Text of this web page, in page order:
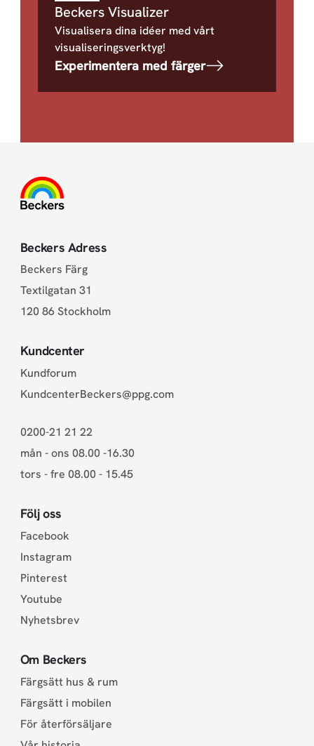
Beckers Visualizer
Visualisera dina idéer med vårt
visualiseringsverktyg!
Experimentera med färger
Beckers Adress
Beckers Färg
Textilgatan 31
120 86 Stockholm
Kundcenter
Kundforum
KundcenterBeckers@ppg.com
0200-21 21 22
mån - ons 08.00 -16.30
tors - fre 08.00 - 15.45
Följ oss
Facebook
Instagram
Pinterest
Youtube
Nyhetsbrev
Om Beckers
Färgsätt hus & rum
Färgsätt i mobilen
För återförsäljare